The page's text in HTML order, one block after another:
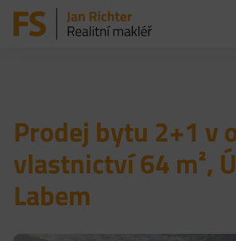
Prodej bytu 2+1 v
vlastnictví 64 m²,
Labem